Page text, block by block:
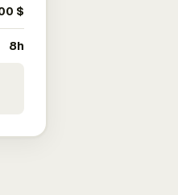
$
8h